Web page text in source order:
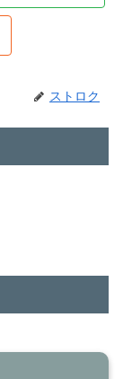
ストロク